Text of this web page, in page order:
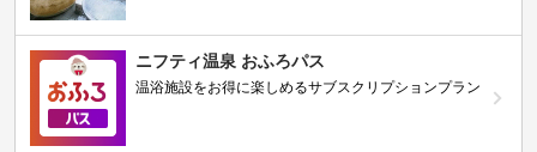
ニフティ温泉 おふろパス
温浴施設をお得に楽しめるサブスクリプションプラン